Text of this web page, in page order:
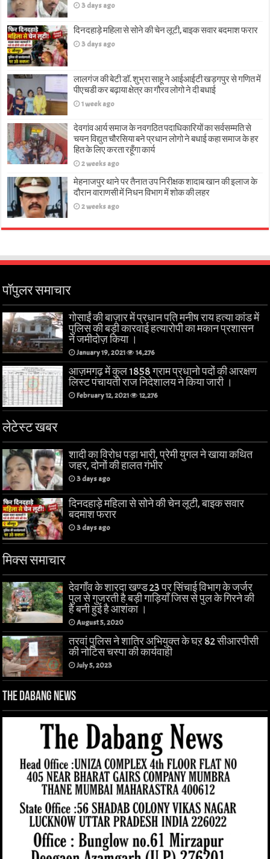
3 days ago
दिनदहाड़े महिला से सोने की चेन लूटी, बाइक सवार बदमाश फरार
3 days ago
लालगंज की बेटी डॉ. शुभ्रा साहू ने आईआईटी खड़गपुर से गणित में
पीएचडी कर बढ़ाया क्षेत्र का गौरव लोगो ने दी बधाई
1 week ago
देवगांव आर्य समाज के नवगठित पदाधिकारियों का सर्वसम्मति से
चयन विद्युत चौरसिया बने प्रधान लोगो ने बधाई कहा समाज के हर
हित के लिए करता रहूँगा कार्य
2 weeks ago
मेहनाजपुर थाने पर तैनात उप निरीक्षक शादाब खान की इलाज के
दौरान वाराणसी में निधन विभाग में शोक की लहर
2 weeks ago
पॉपुलर समाचार
गोसाईं की बाज़ार में प्रधान पति मनीष राय हत्या कांड में
पुलिस की बड़ी कारवाई हत्यारोपी का मकान प्रशासन
ने जमीदोज़ किया ।
January 19, 2021 14,276
आज़मगढ़ में कुल 1858 ग्राम प्रधानो पदों की आरक्षण
लिस्ट पंचायती राज निदेशालय ने किया जारी ।
February 12, 2021 12,276
लेटेस्ट खबर
शादी का विरोध पड़ा भारी, प्रेमी युगल ने खाया कथित
जहर, दोनों की हालत गंभीर
3 days ago
दिनदहाड़े महिला से सोने की चेन लूटी, बाइक सवार
बदमाश फरार
3 days ago
मिक्स समाचार
देवगाँव के शारदा खण्ड 23 पर सिंचाई विभाग के जर्जर
पुल से गुजरती है बड़ी गाड़ियाँ जिस से पुल के गिरने की
है बनी हुई है आशंका ।
August 5, 2020
तरवां पुलिस ने शातिर अभियुक्त के घऱ 82 सीआरपीसी
की नोटिस चस्पा की कार्यवाही
July 5, 2023
The Dabang News